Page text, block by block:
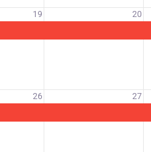
19 20
26 27